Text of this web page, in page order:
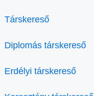
Társkereső
Diplomás társkereső
Erdélyi társkereső